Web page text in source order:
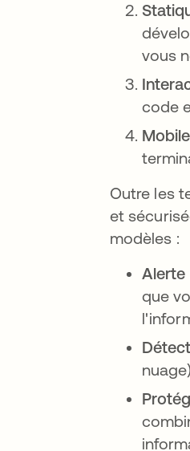
vous
code
Outre les
et
modèles :
Alerte
que